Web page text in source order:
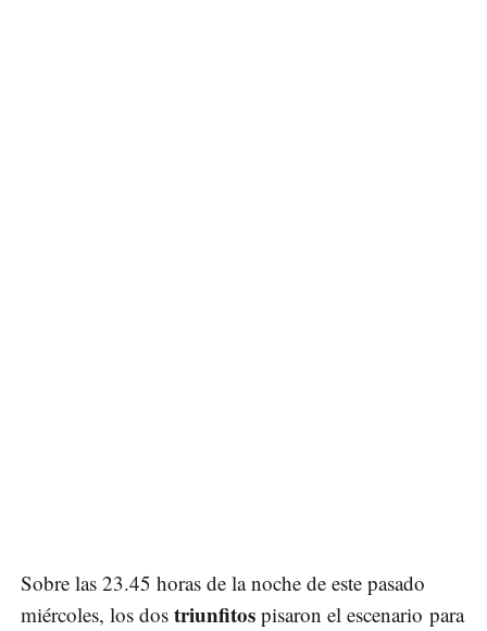
Sobre las 23.45 horas de la noche de este pasado
miércoles, los dos triunfitos pisaron el escenario para